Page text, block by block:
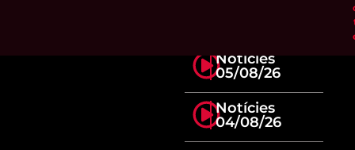
Notícies
05/08/26
Notícies
04/08/26